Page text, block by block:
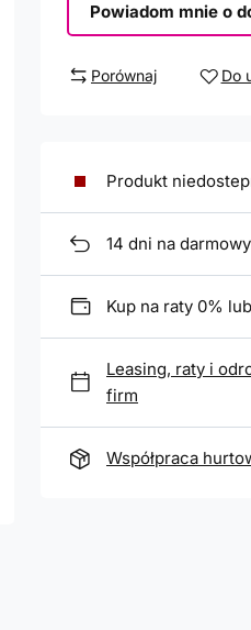
Powiadom mnie o
Porównaj Do
Produkt
14 dni na
Kup na raty 0%
Leasing, raty i
firm
Współpraca